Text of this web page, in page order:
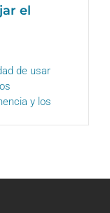
el
de usar
y los